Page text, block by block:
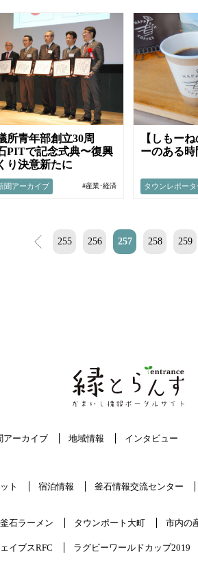
所青年部創立30周
PITで記念式典〜復興
り決意新たに
聞アーカイブ #産業･経済
【しもー
ーのある時
タウンレポー
< 255 256 257 258 259
アーカイブ 地域情報 インタビュー
ト 宿泊情報 釜石情報交流センター
釜石ラーメン タウンポート大町 市内の
イブスRFC ラグビーワールドカップ2019